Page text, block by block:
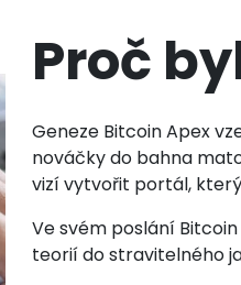
Proč
Geneze Bitcoin Apex
nováčky do bahna
vizí vytvořit portál,
Ve svém poslání
teorií do stravitelného